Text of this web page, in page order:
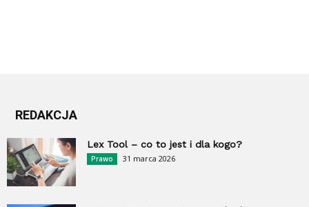
REDAKCJA
Lex Tool – co to jest i dla kogo?
Prawo 31 marca 2026